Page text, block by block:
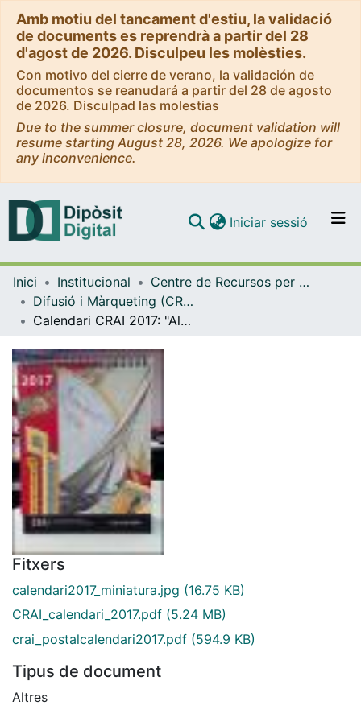
Amb motiu del tancament d'estiu, la validació
de documents es reprendrà a partir del 28
d'agost de 2026. Disculpeu les molèsties.
Con motivo del cierre de verano, la validación de
documentos se reanudará a partir del 28 de agosto
de 2026. Disculpad las molestias
Due to the summer closure, document validation will
resume starting August 28, 2026. We apologize for
any inconvenience.
Navega per tot el DD
Com publicar
Iniciar sessió (current)
Inici Institucional
Centre de Recursos per a l'Aprenentatge i la Investigació (CRAI-UB) - Institucional
Difusió i Màrqueting (CRAI-UB)
Calendari CRAI 2017: "Almanacs". (2016)
Fitxers
calendari2017_miniatura.jpg (16.75 KB)
CRAI_calendari_2017.pdf (5.24 MB)
crai_postalcalendari2017.pdf (594.9 KB)
Tipus de document
Altres